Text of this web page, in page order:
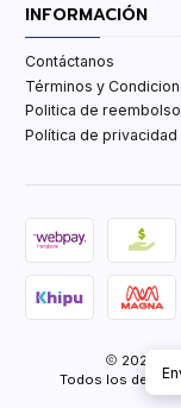
INFORMACIÓN
Contáctanos
Términos y
Politica de reembolso
Política de privacidad
2026
Todos los